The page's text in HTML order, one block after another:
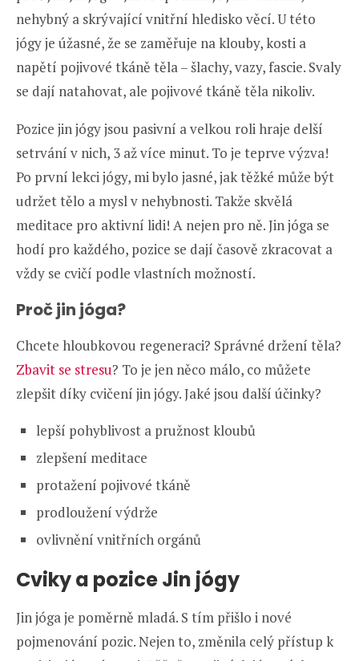
nehybný a skrývající vnitřní hledisko věcí. U této
jógy je úžasné, že se zaměřuje na klouby, kosti a
napětí pojivové tkáně těla – šlachy, vazy, fascie. Svaly
se dají natahovat, ale pojivové tkáně těla nikoliv.
Pozice jin jógy jsou pasivní a velkou roli hraje delší
setrvání v nich, 3 až více minut. To je teprve výzva!
Po první lekci jógy, mi bylo jasné, jak těžké může být
udržet tělo a mysl v nehybnosti. Takže skvělá
meditace pro aktivní lidi! A nejen pro ně. Jin jóga se
hodí pro každého, pozice se dají časově zkracovat a
vždy se cvičí podle vlastních možností.
Proč jin jóga?
Chcete hloubkovou regeneraci? Správné držení těla?
Zbavit se stresu? To je jen něco málo, co můžete
zlepšit díky cvičení jin jógy. Jaké jsou další účinky?
lepší pohyblivost a pružnost kloubů
zlepšení meditace
protažení pojivové tkáně
prodloužení výdrže
ovlivnění vnitřních orgánů
Cviky a pozice Jin jógy
Jin jóga je poměrně mladá. S tím přišlo i nové
pojmenování pozic. Nejen to, změnila celý přístup k